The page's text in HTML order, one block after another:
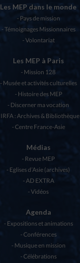
Les MEP dans le monde
Pays de mission
Témoignages Missionnaires
Volontariat
Les MEP à Paris
Mission 128
Musée et activités culturelles
Histoire des MEP
Discerner ma vocation
IRFA : Archives & Bibliothèque
Centre France-Asie
Médias
Revue MEP
Eglises d’Asie (archives)
AD EXTRA
Vidéos
Agenda
Expositions et animations
Conférences
Musique en mission
Célébrations